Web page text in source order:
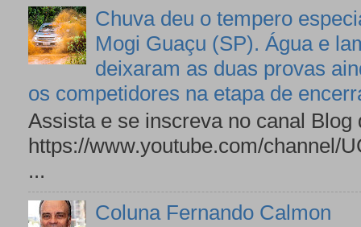
Chuva deu o tempero
Mogi Guaçu (SP). Água e
deixaram as duas provas
os competidores na etapa de
Assista e se inscreva no canal
https://www.youtube.com/channel/
...
Coluna Fernando Calmon